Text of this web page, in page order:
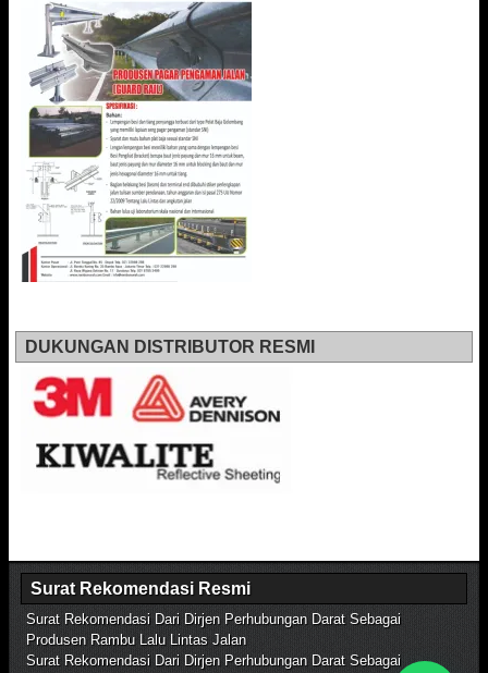
DUKUNGAN DISTRIBUTOR RESMI
Surat Rekomendasi Resmi
Surat Rekomendasi Dari Dirjen Perhubungan Darat Sebagai
Produsen Rambu Lalu Lintas Jalan
Surat Rekomendasi Dari Dirjen Perhubungan Darat Sebagai